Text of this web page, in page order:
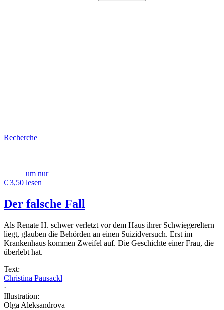
Recherche
um nur
€ 3,50 lesen
Der falsche Fall
Als Renate H. schwer verletzt vor dem Haus ihrer Schwiegereltern
liegt, glauben die Behörden an einen Suizidversuch. Erst im
Krankenhaus kommen Zweifel auf. Die Geschichte einer Frau, die
überlebt hat.
Text:
Christina Pausackl
·
Illustration:
Olga Aleksandrova